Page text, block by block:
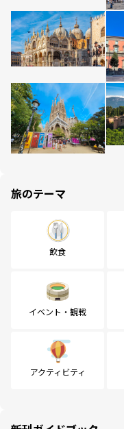
旅のテーマ
飲食
イベント・観戦
アクティビティ